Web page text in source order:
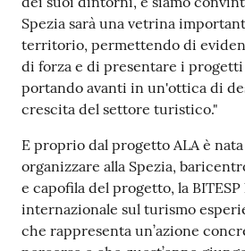
Spezia sarà una vetrina
territorio, permettendo di
di forza e di presentare i
portando avanti in un'ottica di
crescita del settore turistico."
E proprio dal progetto ALA è nata
organizzare alla Spezia,
e capofila del progetto, la BITESP
internazionale sul turismo
che rappresenta un’azione